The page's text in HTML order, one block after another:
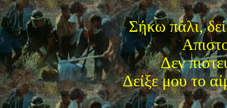
Σήκω πάλι,
Δεν
Δείξε μου το